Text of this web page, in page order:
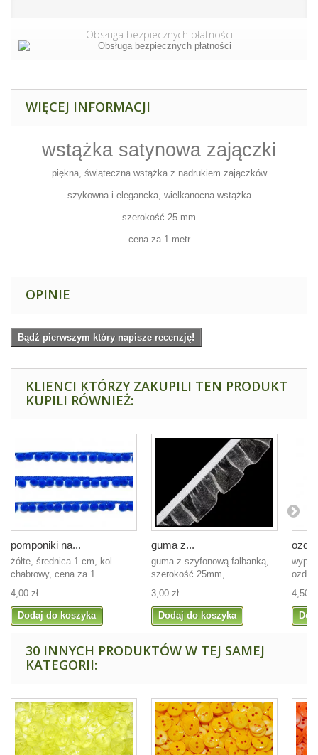
Obsługa bezpiecznych płatności
WIĘCEJ INFORMACJI
wstążka satynowa zajączki
piękna, świąteczna wstążka z nadrukiem zajączków
szykowna i elegancka, wielkanocna wstążka
szerokość 25 mm
cena za 1 metr
OPINIE
Bądź pierwszym który napisze recenzję!
KLIENCI KTÓRZY ZAKUPILI TEN PRODUKT
KUPILI RÓWNIEŻ:
pomponiki na...
żółte, średnica 1 cm, kol.
chabrowy, cena za 1...
4,00 zł
Dodaj do koszyka
guma z...
guma z szyfonową falbanką,
szerokość 25mm,...
3,00 zł
Dodaj do koszyka
4,50
30 INNYCH PRODUKTÓW W TEJ SAMEJ
KATEGORII: